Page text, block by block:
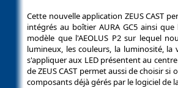
Cette nouvelle application ZEUS CAST
intégrés au boîtier AURA GC5 ainsi
modèle que l'AEOLUS P2 sur lequel
lumineux, les couleurs, la luminosité, la
s'appliquer aux LED présentent au
de ZEUS CAST permet aussi de choisir
composants déjà gérés par le logiciel de